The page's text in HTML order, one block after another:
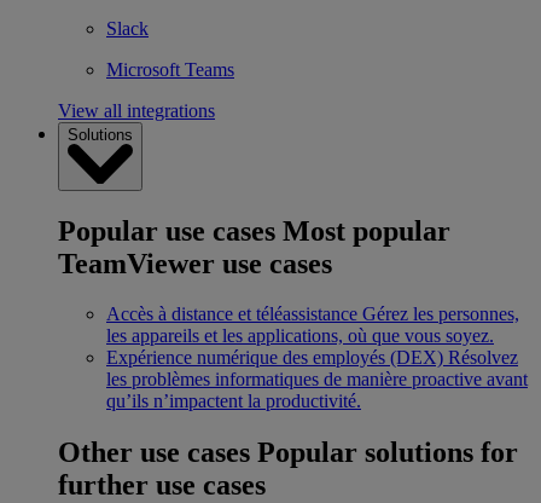
Slack
Microsoft Teams
View all integrations
Solutions
Popular use cases Most popular
TeamViewer use cases
Accès à distance et téléassistance Gérez les personnes,
les appareils et les applications, où que vous soyez.
Expérience numérique des employés (DEX) Résolvez
les problèmes informatiques de manière proactive avant
qu’ils n’impactent la productivité.
Other use cases Popular solutions for
further use cases